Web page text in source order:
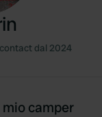
dal 2024
mio camper